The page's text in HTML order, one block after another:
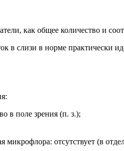
как общее количество и
в слизи в норме практически
в поле зрения (п. з.);
отсутствует (в